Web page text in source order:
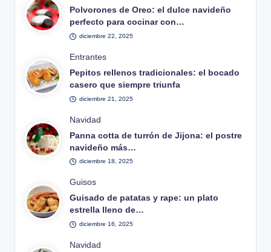
en
Polvorones de Oreo: el dulce navideño
perfecto para cocinar con…
diciembre 22, 2025
Publicado
en
Entrantes
Pepitos rellenos tradicionales: el bocado
casero que siempre triunfa
diciembre 21, 2025
Publicado
en
Navidad
Panna cotta de turrón de Jijona: el postre
navideño más…
diciembre 18, 2025
Publicado
en
Guisos
Guisado de patatas y rape: un plato
estrella lleno de…
diciembre 16, 2025
Publicado
Navidad